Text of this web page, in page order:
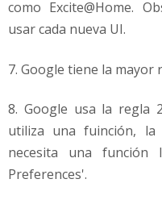
como Excite@Home.
usar cada nueva UI.
7. Google tiene la mayor
8. Google usa la regla
utiliza una fuinción, la
necesita una función
Preferences'.